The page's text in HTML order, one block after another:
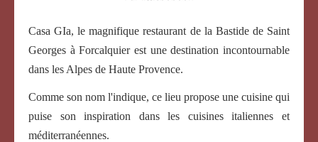
Casa GIa, le magnifique restaurant de la Bastide de Saint
Georges à Forcalquier est une destination incontournable
dans les Alpes de Haute Provence.
Comme son nom l'indique, ce lieu propose une cuisine qui
puise son inspiration dans les cuisines italiennes et
méditerranéennes.